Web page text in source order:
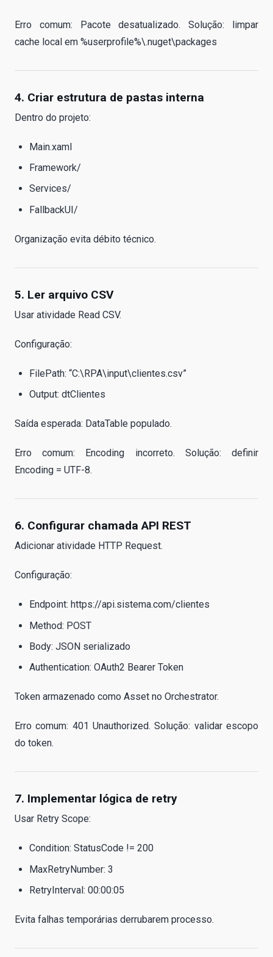
Erro comum: Pacote desatualizado. Solução: limpar
cache local em %userprofile%\.nuget\packages
4. Criar estrutura de pastas interna
Dentro do projeto:
Main.xaml
Framework/
Services/
FallbackUI/
Organização evita débito técnico.
5. Ler arquivo CSV
Usar atividade Read CSV.
Configuração:
FilePath: “C:\RPA\input\clientes.csv”
Output: dtClientes
Saída esperada: DataTable populado.
Erro comum: Encoding incorreto. Solução: definir
Encoding = UTF-8.
6. Configurar chamada API REST
Adicionar atividade HTTP Request.
Configuração:
Endpoint: https://api.sistema.com/clientes
Method: POST
Body: JSON serializado
Authentication: OAuth2 Bearer Token
Token armazenado como Asset no Orchestrator.
Erro comum: 401 Unauthorized. Solução: validar escopo
do token.
7. Implementar lógica de retry
Usar Retry Scope:
Condition: StatusCode != 200
MaxRetryNumber: 3
RetryInterval: 00:00:05
Evita falhas temporárias derrubarem processo.